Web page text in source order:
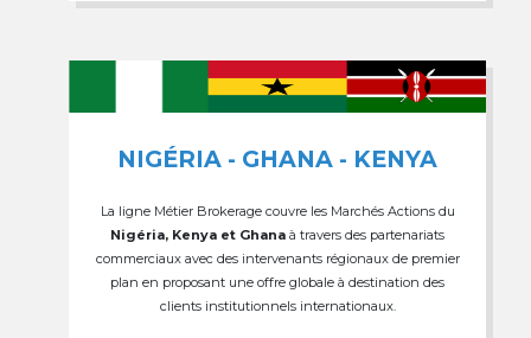
NIGÉRIA - GHANA - KENYA
La ligne Métier Brokerage couvre les Marchés Actions du
Nigéria, Kenya et Ghana à travers des partenariats
commerciaux avec des intervenants régionaux de premier
plan en proposant une offre globale à destination des
clients institutionnels internationaux.